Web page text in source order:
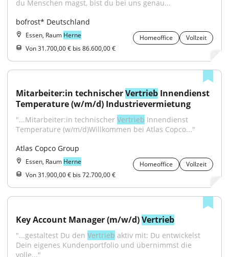
du Menschen magst, bist du bei uns genau...
bofrost* Deutschland
Essen, Raum Herne Homeoffice
Vollzeit
Von 31.700,00 € bis 86.600,00 €
Mitarbeiter:in technischer Vertrieb Innendienst
Temperature (w/m/d) Industrievermietung
"...Mitarbeiter:in technischer Vertrieb Innendienst
Temperature (w/m/d)Willkommen bei Atlas Copco..."
Atlas Copco Group
Essen, Raum Herne Homeoffice
Vollzeit
Von 31.900,00 € bis 72.700,00 €
Key Account Manager (m/w/d) Vertrieb
"...gestaltest Du den Vertrieb aktiv mit: Du entwickelst
Dein eigenes Kundenportfolio und übernimmst die
volle..."